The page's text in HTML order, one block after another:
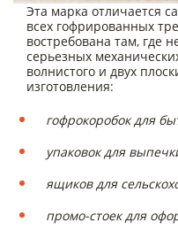
Эта марка отличается
всех гофрированных
востребована там, где
серьезных
волнистого и двух
изготовления:
гофрокоробок для
упаковок для
ящиков для
промо-стоек для